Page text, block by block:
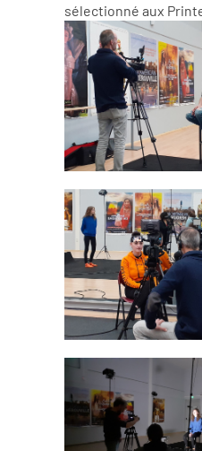
sélectionné aux